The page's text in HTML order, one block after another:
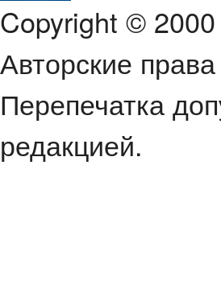
Copyright ©
Авторские
Перепечатка
редакцией.